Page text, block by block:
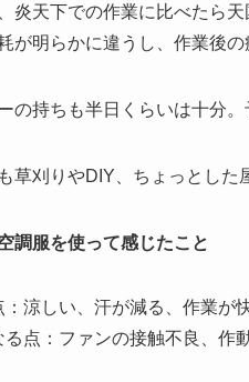
炎天下での作業に比べたら天
が明らかに違うし、作業後の
の持ちも半日くらいは十分。
草刈りやDIY、ちょっとした
調服を使って感じたこと
：涼しい、汗が減る、作業が
る点：ファンの接触不良、作